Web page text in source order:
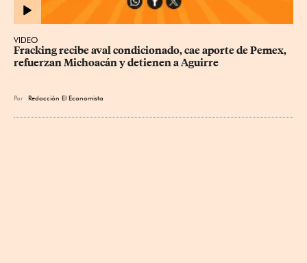
VIDEO
Fracking recibe aval condicionado, cae aporte de Pemex,
refuerzan Michoacán y detienen a Aguirre
Por Redacción El Economista